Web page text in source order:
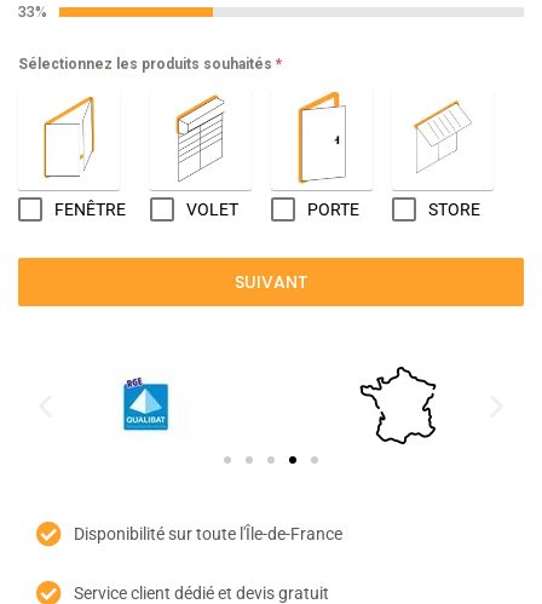
33%
Sélectionnez les produits souhaités *
FENÊTRE VOLET PORTE STORE
SUIVANT
Disponibilité sur toute l'Île-de-France
Service client dédié et devis gratuit